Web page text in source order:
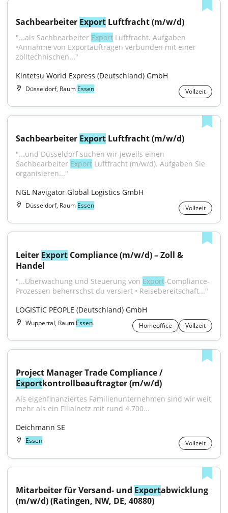
Sachbearbeiter Export Luftfracht (m/w/d)
"...als Sachbearbeiter Export Luftfracht. Aufgaben
•Annahme von Exportaufträgen verbunden mit einer
zolltechnischen..."
Kintetsu World Express (Deutschland) GmbH
Düsseldorf, Raum Essen Vollzeit
Sachbearbeiter Export Luftfracht (m/w/d)
"...und Düsseldorf suchen wir jeweils einen
Sachbearbeiter Export Luftfracht (m/w/d). Aufgaben Sie
organisieren..."
NGL Navigator Global Logistics GmbH
Düsseldorf, Raum Essen Vollzeit
Leiter Export Compliance (m/w/d) – Zoll &
Handel
"...Überwachung und Steuerung von Export-Compliance-
Prozessen beherrschst du versiert • Reisebereitschaft..."
LOGISTIC PEOPLE (Deutschland) GmbH
Wuppertal, Raum Essen Homeoffice Vollzeit
Exportkontrollbeauftragter (m/w/d)
Als eigenfinanziertes Familienunternehmen sind wir weit
mehr als ein Filialnetz mit rund 4.700...
Deichmann SE
Essen Vollzeit
Mitarbeiter für Versand- und Exportabwicklung
(m/w/d) (Ratingen, NW, DE, 40880)